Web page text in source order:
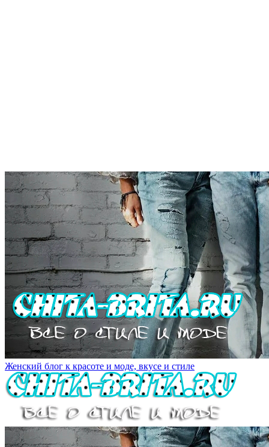
Женский блог к красоте и моде, вкусе и стиле